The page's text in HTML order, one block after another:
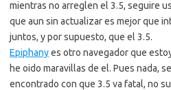
mientras no arreglen el 3.5, seguire
que aun sin actualizar es mejor que
juntos, y por supuesto, que el 3.5.
Epiphanyes otro navegador que
he oido maravillas de el. Pues nada,
encontrado con que 3.5 va fatal, no